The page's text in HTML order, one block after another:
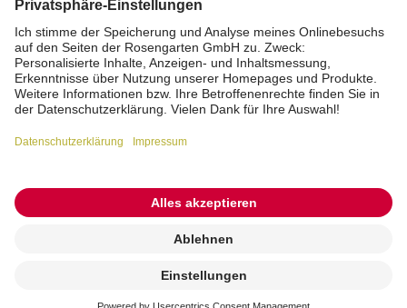
Impressum Datenschutz
Stiftung
Interne Meldestelle
Zahlungsmittel
Barrierefreiheitserklärung
Vertrag widerrufen
© 2026 ROSENGARTEN-Tierbestattung